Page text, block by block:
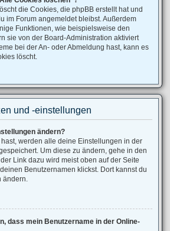
die Cookies, die phpBB erstellt hat und
im Forum angemeldet bleibst. Außerdem
Funktionen, wie beispielsweise den
sie von der Board-Administration aktiviert
bei der An- oder Abmeldung hast, kann es
löscht.
und -einstellungen
ändern?
werden alle deine Einstellungen in der
Um diese zu ändern, gehe in den
Link dazu wird meist oben auf der Seite
Benutzernamen klickst. Dort kannst du
ändern.
dass mein Benutzername in der Online-